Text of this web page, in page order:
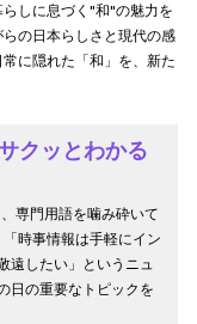
しに息づく"和"の魅力を
の日本らしさと現代の感
に隠れた「和」を、新た
クッとわかる
専門用語を噛み砕いて
時事情報は手軽にイン
遠したい」というニュ
日の重要なトピックを